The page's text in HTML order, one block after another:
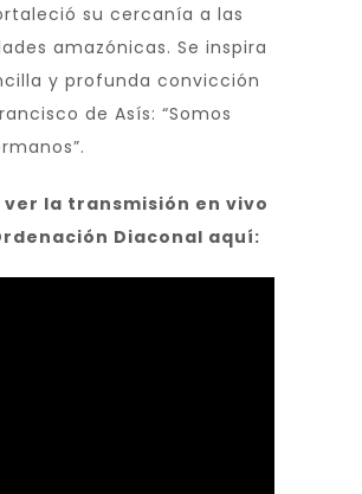
su cercanía a las
amazónicas. Se inspira
y profunda convicción
de Asís: “Somos
ver la transmisión en vivo
Diaconal aquí: